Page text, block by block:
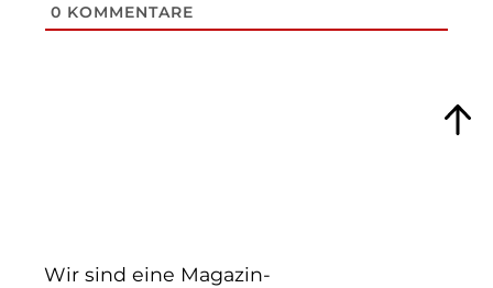
0 KOMMENTARE
Wir sind eine Magazin-